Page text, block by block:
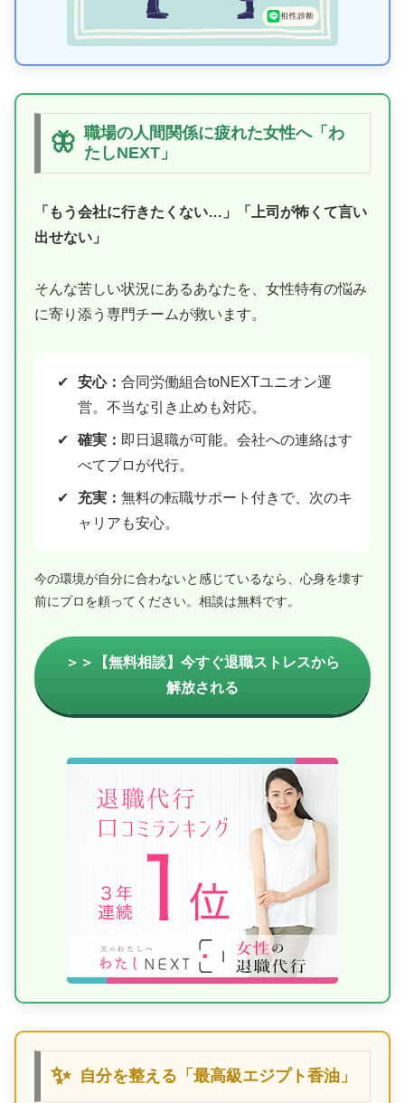
🦋 職場の人間関係に疲れた女性へ「わ
たしNEXT」
「もう会社に行きたくない…」「上司が怖くて言い
出せない」
そんな苦しい状況にあるあなたを、女性特有の悩み
に寄り添う専門チームが救います。
安心：合同労働組合toNEXTユニオン運
営。不当な引き止めも対応。
確実： 即日退職が可能。会社への連絡はす
べてプロが代行。
充実：無料の転職サポート付きで、次のキ
ャリアも安心。
今の環境が自分に合わないと感じているなら、心身を壊す
前にプロを頼ってください。相談は無料です。
＞＞【無料相談】今すぐ退職ストレスから
解放される
✨ 自分を整える「最高級エジプト香油」